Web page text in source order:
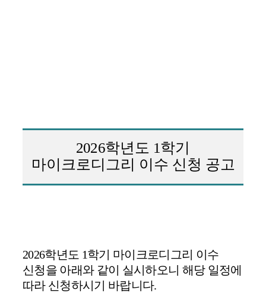
2026학년도 1학기
마이크로디그리 이수 신청 공고
2026학년도 1학기 마이크로디그리 이수
신청을 아래와 같이 실시하오니 해당 일정에
따라 신청하시기 바랍니다.